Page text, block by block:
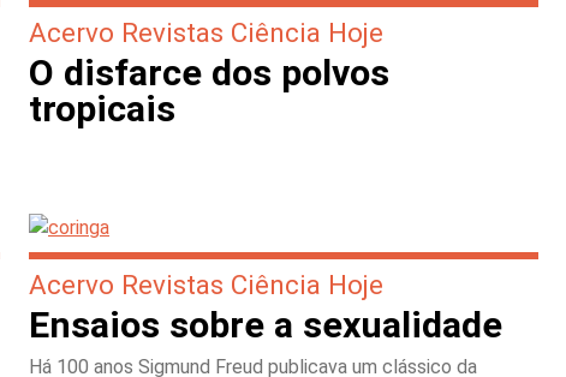
Acervo Revistas Ciência Hoje
O disfarce dos polvos
tropicais
Acervo Revistas Ciência Hoje
Ensaios sobre a sexualidade
Há 100 anos Sigmund Freud publicava um clássico da